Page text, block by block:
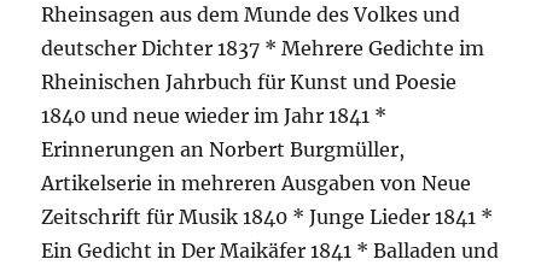
Rheinsagen aus dem Munde des Volkes und
deutscher Dichter 1837 * Mehrere Gedichte im
Rheinischen Jahrbuch für Kunst und Poesie
1840 und neue wieder im Jahr 1841 *
Erinnerungen an Norbert Burgmüller,
Artikelserie in mehreren Ausgaben von Neue
Zeitschrift für Musik 1840 * Junge Lieder 1841 *
Ein Gedicht in Der Maikäfer 1841 * Balladen und